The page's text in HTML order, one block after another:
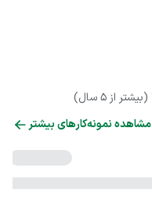
(بیشتر از 5 سال)
مشاهده نمونه‌کارهای بیشتر